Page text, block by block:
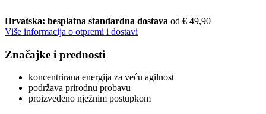
Hrvatska: besplatna standardna dostava od € 49,90
Više informacija o otpremi i dostavi
Značajke i prednosti
koncentrirana energija za veću agilnost
podržava prirodnu probavu
proizvedeno nježnim postupkom